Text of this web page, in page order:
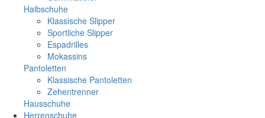
Halbschuhe
Klassische Slipper
Sportliche Slipper
Espadrilles
Mokassins
Pantoletten
Klassische Pantoletten
Zehentrenner
Hausschuhe
Herrenschuhe